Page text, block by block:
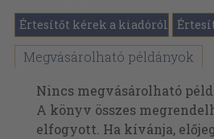
Értesítőt kérek a kiadóról
Megvásárolható példányok
Nincs megvásárolható
A könyv összes
elfogyott. Ha kívánja,